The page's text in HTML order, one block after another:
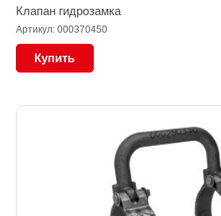
Клапан гидрозамка
Артикул: 000370450
Купить